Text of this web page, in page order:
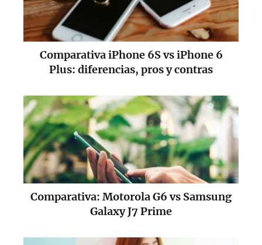
Comparativa iPhone 6S vs iPhone 6
Plus: diferencias, pros y contras
Comparativa: Motorola G6 vs Samsung
Galaxy J7 Prime